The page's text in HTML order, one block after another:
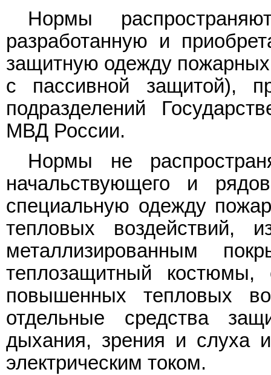
Нормы
разработанную и
защитную одежду
с пассивной защитой),
подразделений
МВД России.
Нормы не
начальствующего и
специальную одежду
тепловых воздействий,
металлизированным
теплозащитный костюмы,
повышенных тепловых
отдельные средства
дыхания, зрения и слуха
электрическим током.